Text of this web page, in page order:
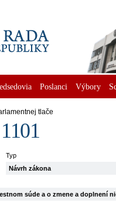
Poslanci Výbory
tlače
Typ
Návrh zákona
súde a o zmene a doplnení